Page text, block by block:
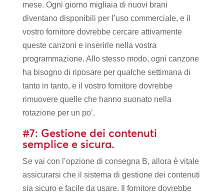
mese. Ogni giorno migliaia di nuovi brani
diventano disponibili per l’uso commerciale, e il
vostro fornitore dovrebbe cercare attivamente
queste canzoni e inserirle nella vostra
programmazione. Allo stesso modo, ogni canzone
ha bisogno di riposare per qualche settimana di
tanto in tanto, e il vostro fornitore dovrebbe
rimuovere quelle che hanno suonato nella
rotazione per un po’.
#7: Gestione dei contenuti
semplice e sicura.
Se vai con l’opzione di consegna B, allora è vitale
assicurarsi che il sistema di gestione dei contenuti
sia sicuro e facile da usare. Il fornitore dovrebbe